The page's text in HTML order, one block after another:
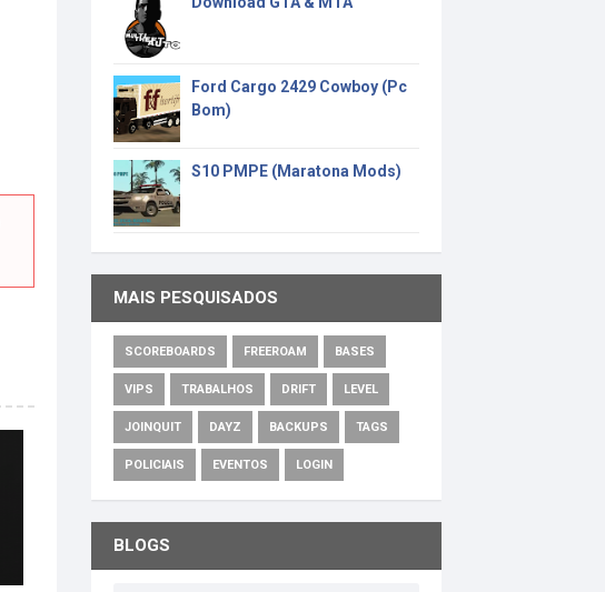
Ford Cargo 2429 Cowboy (Pc
Bom)
S10 PMPE (Maratona Mods)
MAIS PESQUISADOS
SCOREBOARDS FREEROAM BASES
VIPS TRABALHOS DRIFT LEVEL
JOINQUIT DAYZ BACKUPS TAGS
POLICIAIS EVENTOS LOGIN
BLOGS